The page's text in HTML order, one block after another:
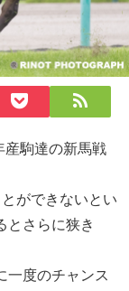
産駒達の新馬戦
ができないとい
とさらに狭き
一度のチャンス